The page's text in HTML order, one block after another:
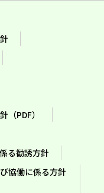
（PDF）
る勧誘方針
協働に係る方針